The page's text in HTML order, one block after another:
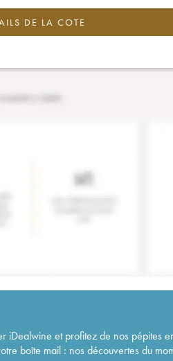
DE LA COTE
iDealwine et profitez de nos pépites
boîte mail : nos découvertes du